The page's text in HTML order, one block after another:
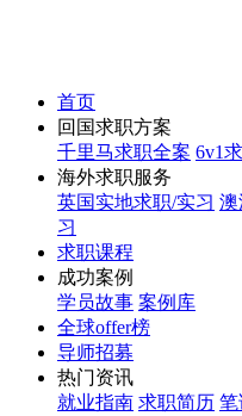
首页
回国求职方案
千里马求职全案 6v1
海外求职服务
英国实地求职/实习 澳
习
求职课程
成功案例
学员故事 案例库
全球offer榜
导师招募
热门资讯
就业指南 求职简历 笔